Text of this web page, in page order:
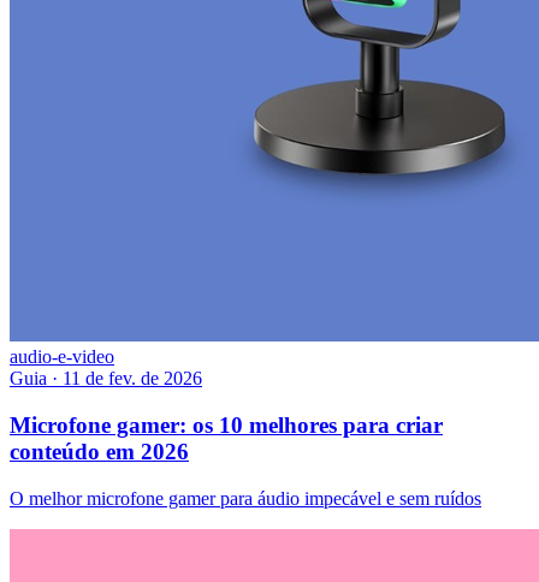
audio-e-video
Guia · 11 de fev. de 2026
Microfone gamer: os 10 melhores para criar
conteúdo em 2026
O melhor microfone gamer para áudio impecável e sem ruídos